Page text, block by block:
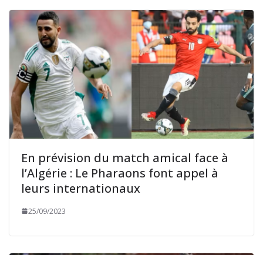
En prévision du match amical face à
l’Algérie : Le Pharaons font appel à
leurs internationaux
25/09/2023